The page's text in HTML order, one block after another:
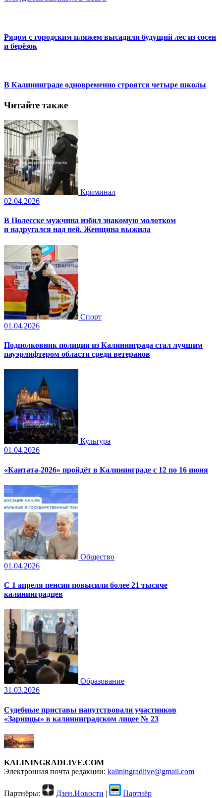
Рядом с городским пляжем высадили будущий лес из сосен
и берёзок
В Калининграде одновременно строятся четыре школы
Читайте также
Криминал
02.04.2026
В Полесске мужчина избил знакомую молотком
и надругался над ней. Женщина выжила
Спорт
01.04.2026
Подполковник полиции из Калининграда стал лучшим
пауэрлифтером области среди ветеранов
Культура
01.04.2026
«Кантата-2026» пройдёт в Калининграде с 12 по 16 июня
Общество
01.04.2026
С 1 апреля пенсии повысили более 21 тысяче
калининградцев
Образование
31.03.2026
Судебные приставы напутствовали участников
«Зарницы» в калининградском лицее № 23
KALININGRADLIVE.COM
Электронная почта редакции: kaliningradlive@gmail.com
Партнёры: Дзен.Новости | Партнёр